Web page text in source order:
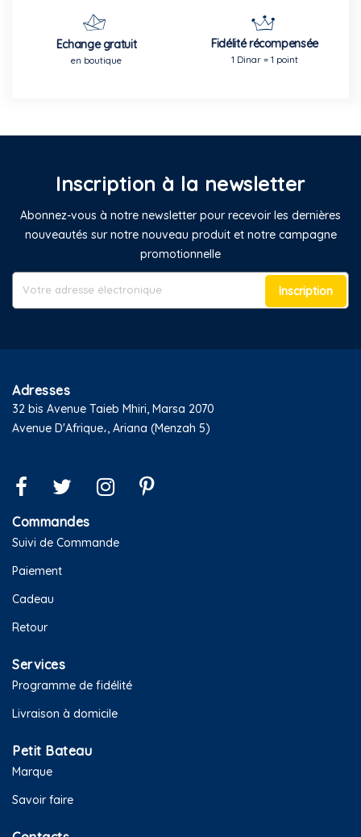
Echange gratuit
en boutique
Fidélité récompensée
1 Dinar = 1 point
Inscription à la newsletter
Abonnez-vous à notre newsletter pour recevoir les dernières
nouveautés sur notre nouveau produit et notre campagne
promotionnelle
Inscription
Adresses
32 bis Avenue Taieb Mhiri, Marsa 2070
Avenue D'Afrique،, Ariana (Menzah 5)
Commandes
Suivi de Commande
Paiement
Cadeau
Retour
Services
Programme de fidélité
Livraison à domicile
Petit Bateau
Marque
Savoir faire